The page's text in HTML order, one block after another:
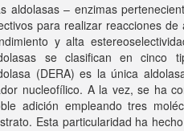
aldolasas – enzimas
para realizar reacciones
y alta
se clasifican en cinco
(DERA) es la única
nucleofílico. A la vez, se ha
adición empleando tres
Esta particularidad ha